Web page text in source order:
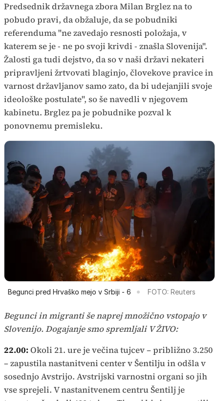
Predsednik državnega zbora Milan Brglez na to
pobudo pravi, da obžaluje, da se pobudniki
referenduma "ne zavedajo resnosti položaja, v
katerem se je - ne po svoji krivdi - znašla Slovenija".
Žalosti ga tudi dejstvo, da so v naši državi nekateri
pripravljeni žrtvovati blaginjo, človekove pravice in
varnost državljanov samo zato, da bi udejanjili svoje
ideološke postulate", so še navedli v njegovem
kabinetu. Brglez pa je pobudnike pozval k
ponovnemu premisleku.
Begunci pred Hrvaško mejo v Srbiji - 6 FOTO: Reuters
Begunci in migranti še naprej množično vstopajo v
Slovenijo. Dogajanje smo spremljali V ŽIVO:
22.00:Okoli 21. ure je večina tujcev – približno 3.250
– zapustila nastanitveni center v Šentilju in odšla v
sosednjo Avstrijo. Avstrijski varnostni organi so jih
vse sprejeli. V nastanitvenem centru Šentilj je